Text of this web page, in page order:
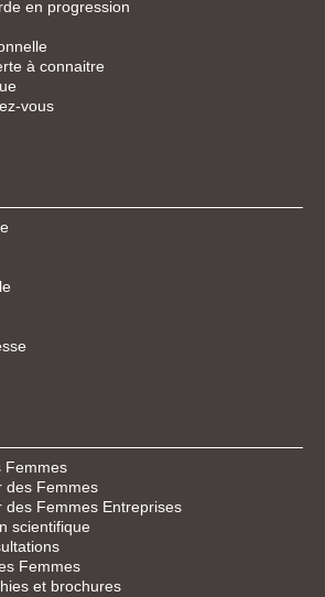
en progression
à connaitre
vous
Femmes
des Femmes
des Femmes Entreprises
scientifique
Femmes
et brochures